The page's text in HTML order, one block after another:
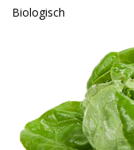
Biologisch